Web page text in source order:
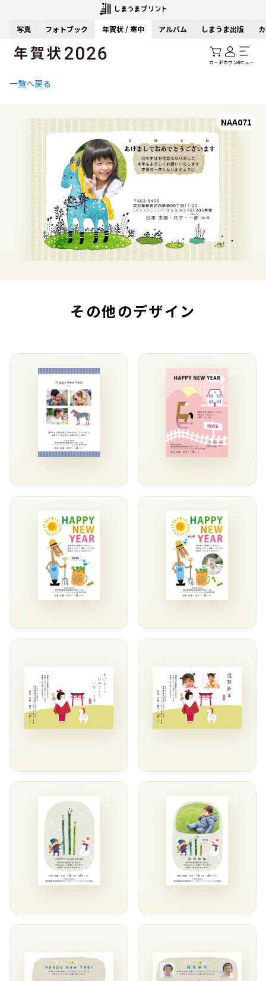
写真 フォトブック 年賀状 / 寒中 アルバム しまうま出版
カートアカウントメニュー
一覧へ戻る
NAA071
その他のデザイン